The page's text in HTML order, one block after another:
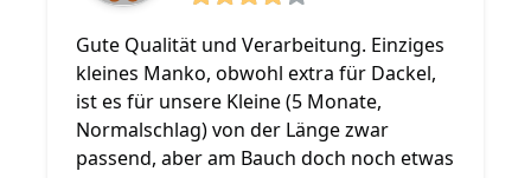
Gute Qualität und Verarbeitung. Einziges
kleines Manko, obwohl extra für Dackel,
ist es für unsere Kleine (5 Monate,
Normalschlag) von der Länge zwar
passend, aber am Bauch doch noch etwas